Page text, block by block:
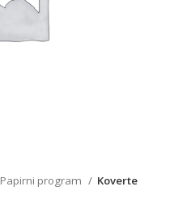
Papirni program Koverte